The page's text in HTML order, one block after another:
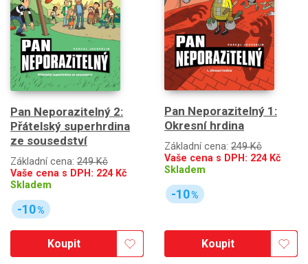
Pan Neporazitelný 2:
Přátelský superhrdina
ze sousedství
Základní cena: 249 Kč
Vaše cena s DPH: 224Kč
Skladem
-10%
Koupit
Pan Neporazitelný 1:
Okresní hrdina
Základní cena: 249 Kč
Vaše cena s DPH: 224Kč
Skladem
-10%
Koupit